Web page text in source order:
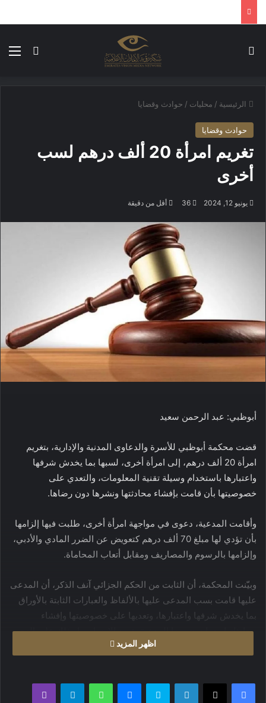
الوضع
الرئيسية / محليات / حوادث وقضايا
حوادث وقضايا
تغريم امرأة 20 ألف درهم لسب
أخرى
يونيو 12, 2024 36 أقل من دقيقة
أبوظبي: عبد الرحمن سعيد
قضت محكمة أبوظبي للأسرة والدعاوى المدنية والإدارية، بتغريم
امرأة 20 ألف درهم، إلى امرأة أخرى، لسبها بما يخدش شرفها
واعتبارها باستخدام وسيلة تقنية المعلومات، والتعدي على
خصوصيتها بأن قامت بإفشاء محادثتها ونشرها دون رضاها.
وأقامت المدعية، دعوى في مواجهة امرأة أخرى، طلبت فيها إلزامها
بأن تؤدي لها مبلغ 70 ألف درهم كتعويض عن الضرر المادي والأدبي،
وإلزامها بالرسوم والمصاريف ومقابل أتعاب المحاماة.
وبيّنت المحكمة، أن الثابت من الحكم الجزائي آنف الذكر، أن المدعى
عليها قامت بسب المدعى عليها بالألفاظ والعبارات الثابتة بالأوراق
بما يخدش شرفها واعتبارها، وتعديها على خصوصيتها وإفشاء
محادثاتها معها دون رضا المدعية بقصد الإضرار بها وذلك على النحو
المبين بالحكم الجزائي سالف البيان.
اظهر المزيد
فيسبوك X لينكدإن سكايب ماسنجر واتساب تيلقرام ڤايبر